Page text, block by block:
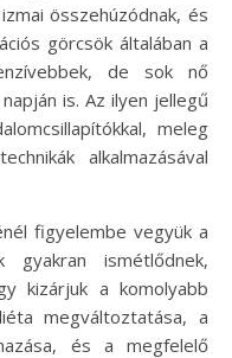
összehúzódnak, és
görcsök általában a
de sok nő
is. Az ilyen jellegű
meleg
alkalmazásával
figyelembe vegyük a
ismétlődnek,
kizárjuk a komolyabb
megváltoztatása, a
és a megfelelő